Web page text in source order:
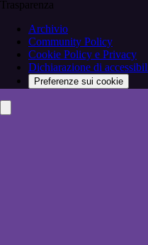
Trasparenza
Archivio
Community Policy
Cookie Policy e Privacy
Dichiarazione di
Preferenze sui cookie